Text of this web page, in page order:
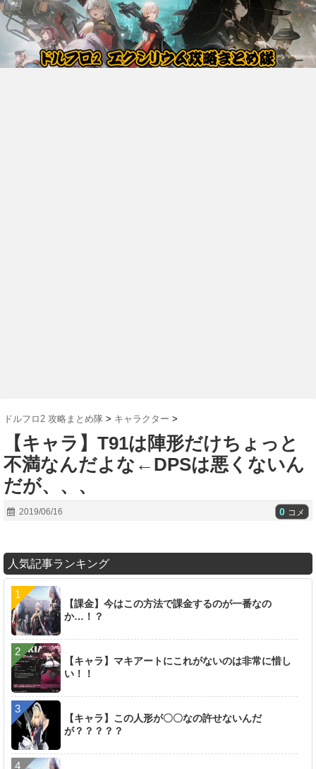
ドルフロ2 攻略まとめ隊 > キャラクター >
【キャラ】T91は陣形だけちょっと
不満なんだよな←DPSは悪くないん
だが、、、
2019/06/16 0 コメ
人気記事ランキング
【課金】今はこの方法で課金するのが一番なの
か…！？
【キャラ】マキアートにこれがないのは非常に惜し
い！！
【キャラ】この人形が〇〇なの許せないんだ
が？？？？？